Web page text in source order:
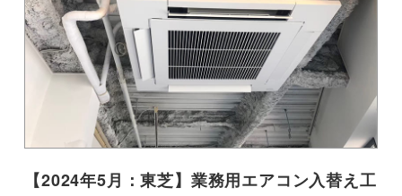
【2024年5月：東芝】業務用エアコン入替え工